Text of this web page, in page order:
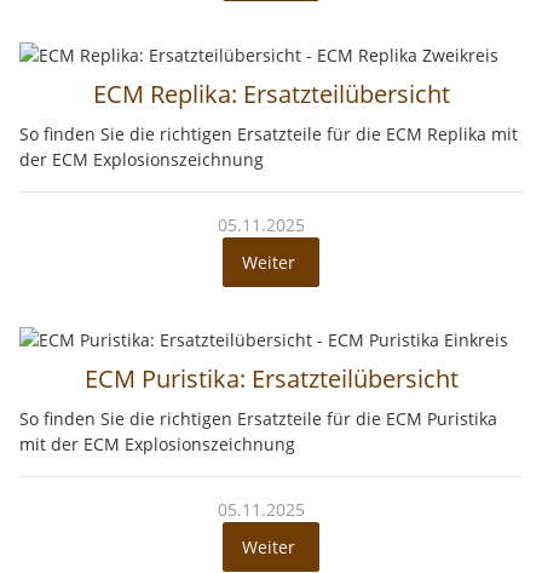
ECM Replika: Ersatzteilübersicht
So finden Sie die richtigen Ersatzteile für die ECM Replika mit
der ECM Explosionszeichnung
05.11.2025
Weiter
ECM Puristika: Ersatzteilübersicht
So finden Sie die richtigen Ersatzteile für die ECM Puristika
mit der ECM Explosionszeichnung
05.11.2025
Weiter